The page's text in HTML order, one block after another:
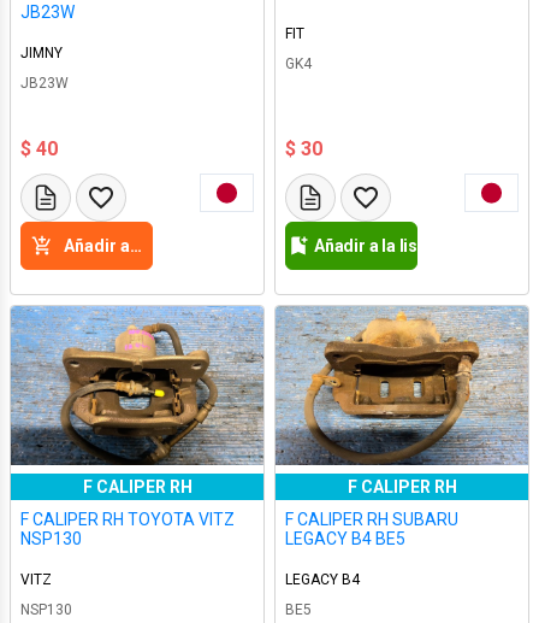
JB23W
JIMNY
JB23W
$ 40
Añadir a la cesta
FIT
GK4
$ 30
Añadir a la lista de deseos
F CALIPER RH
F CALIPER RH TOYOTA VITZ
NSP130
VITZ
NSP130
F CALIPER RH
F CALIPER RH SUBARU
LEGACY B4 BE5
LEGACY B4
BE5